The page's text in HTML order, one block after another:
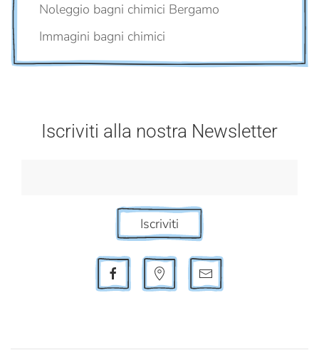
Noleggio bagni chimici Bergamo
Immagini bagni chimici
Iscriviti alla nostra Newsletter
Iscriviti